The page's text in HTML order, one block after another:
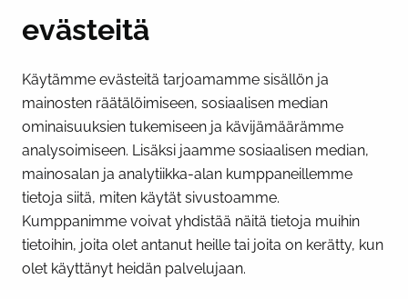
evästeitä
Käytämme evästeitä tarjoamamme sisällön ja
mainosten räätälöimiseen, sosiaalisen median
ominaisuuksien tukemiseen ja kävijämäärämme
analysoimiseen. Lisäksi jaamme sosiaalisen median,
mainosalan ja analytiikka-alan kumppaneillemme
tietoja siitä, miten käytät sivustoamme.
Kumppanimme voivat yhdistää näitä tietoja muihin
tietoihin, joita olet antanut heille tai joita on kerätty, kun
olet käyttänyt heidän palvelujaan.
PI­KA­LINK­KE­JÄ
Näytä evästeasetukseni
SOSIAALINEN MEDIA
Facebook InstagramYouTube